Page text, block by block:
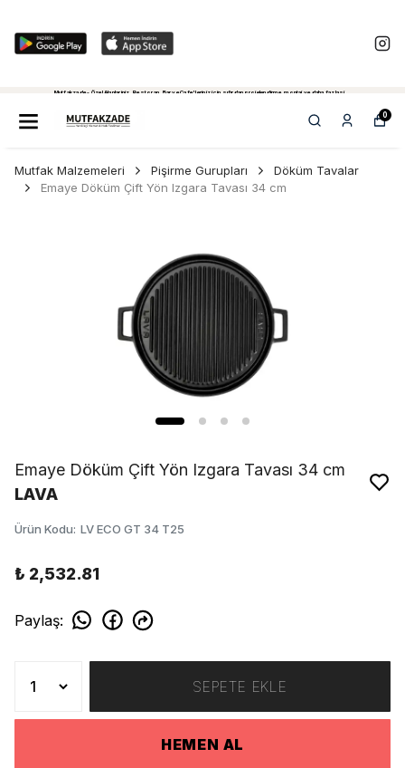
Mutfakzade - Özel Alanlariniz, Restoran, Bar ve Cafe'leriniz için sıfırdan projelendirme, montaj ve daha fazlasi...
0
Mutfak Malzemeleri Pişirme Gurupları
Döküm Tavalar
Emaye Döküm Çift Yön Izgara Tavası 34 cm
Emaye Döküm Çift Yön Izgara Tavası 34 cm
LAVA
Ürün Kodu: LV ECO GT 34 T25
₺ 2,532.81
Paylaş:
SEPETE EKLE
HEMEN AL